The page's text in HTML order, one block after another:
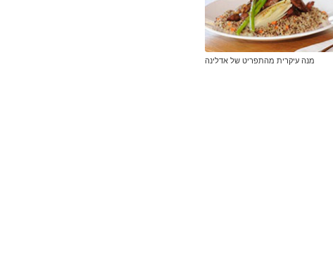
מנה עיקרית מהתפריט של אדלינה